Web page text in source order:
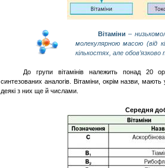
Вітаміни –
молекулярною масою(від
кількостях, але обов’язково
До групи вітамінів належить понад 20
синтезованих аналогів. Вітаміни, окрім назви,
деякі з нихще й числами.
Середня